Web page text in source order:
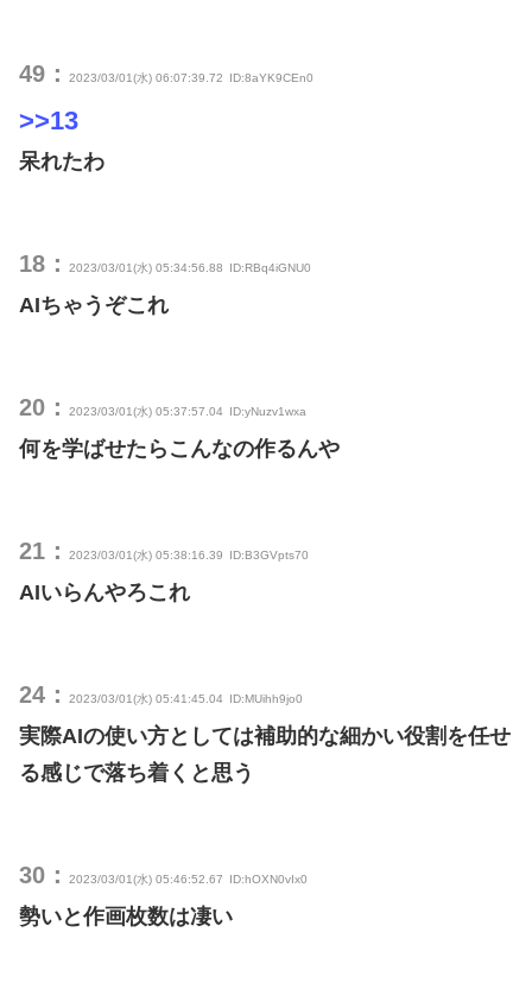
49： 2023/03/01(水) 06:07:39.72 ID:8aYK9CEn0
>>13
呆れたわ
18： 2023/03/01(水) 05:34:56.88 ID:RBq4iGNU0
AIちゃうぞこれ
20： 2023/03/01(水) 05:37:57.04 ID:yNuzv1wxa
何を学ばせたらこんなの作るんや
21： 2023/03/01(水) 05:38:16.39 ID:B3GVpts70
AIいらんやろこれ
24： 2023/03/01(水) 05:41:45.04 ID:MUihh9jo0
実際AIの使い方としては補助的な細かい役割を任せ
る感じで落ち着くと思う
30： 2023/03/01(水) 05:46:52.67 ID:hOXN0vIx0
勢いと作画枚数は凄い